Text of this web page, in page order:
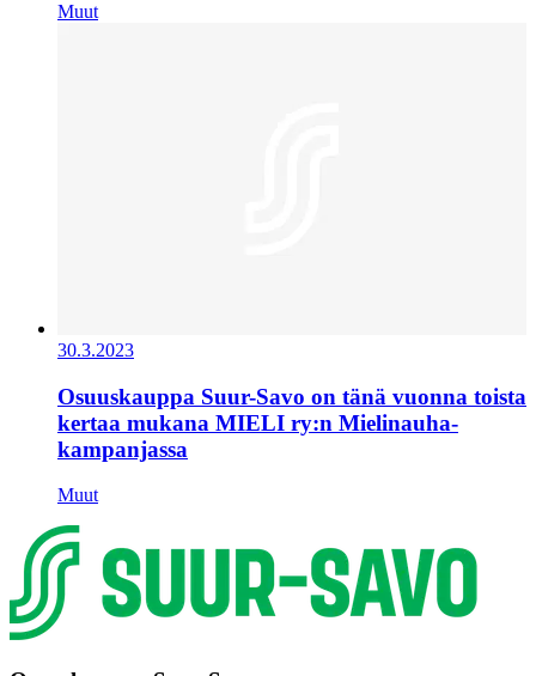
Muut
30.3.2023
Osuuskauppa Suur-Savo on tänä vuonna toista
kertaa mukana MIELI ry:n Mielinauha-
kampanjassa
Muut